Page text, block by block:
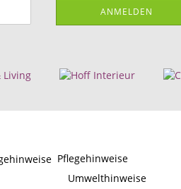
ANMELDEN
Pflegehinweise
Umwelthinweise